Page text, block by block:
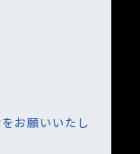
お願いいたし